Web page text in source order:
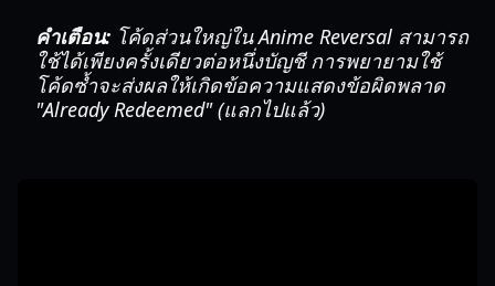
คำเตือน: โค้ดส่วนใหญ่ใน Anime Reversal สามารถ
ใช้ได้เพียงครั้งเดียวต่อหนึ่งบัญชี การพยายามใช้
โค้ดซ้ำจะส่งผลให้เกิดข้อความแสดงข้อผิดพลาด
"Already Redeemed" (แลกไปแล้ว)